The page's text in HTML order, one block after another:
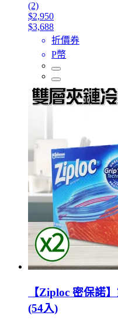
(2)
$2,950
$3,688
折價券
P幣
【Ziploc 密保諾
(54入)